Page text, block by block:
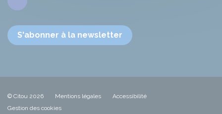
Facebook
S'abonner à la newsletter
© Citou 2026 Mentions légales
Accessibilité
Gestion des cookies